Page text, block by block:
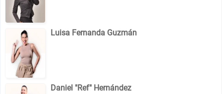
Luisa Fernanda Guzmán
Daniel "Ref" Hernández